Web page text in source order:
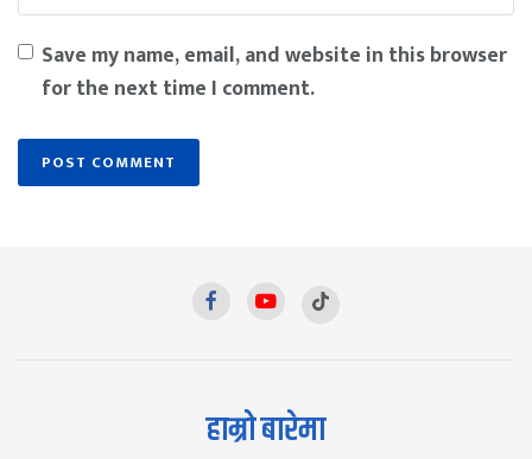
Save my name, email, and website in this browser
for the next time I comment.
हाम्रो बारेमा